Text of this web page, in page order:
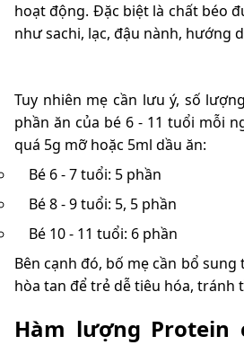
hoạt động. Đặc biệt là chất béo
như sachi, lạc, đậu nành, hướng
Tuy nhiên mẹ cần lưu ý, số
phần ăn của bé 6 - 11 tuổi mỗi
quá 5g mỡ hoặc 5ml dầu ăn:
Bé 6 - 7 tuổi: 5 phần
Bé 8 - 9 tuổi: 5, 5 phần
Bé 10 - 11 tuổi: 6 phần
Bên cạnh đó, bố mẹ cần bổ sung
hòa tan để trẻ dễ tiêu hóa, tránh
Hàm lượng Protein